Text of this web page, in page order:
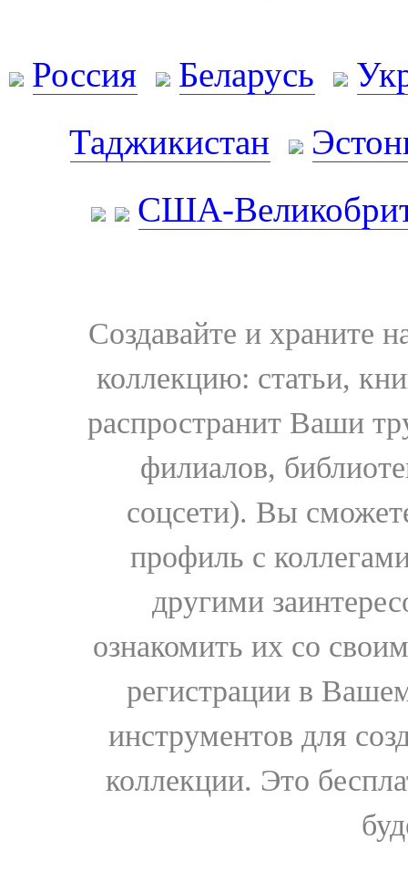
Россия Беларусь
Таджикистан
США-
Создавайте и храните
коллекцию: статьи,
распространит Ваши
филиалов,
соцсети). Вы
профиль с
другими
ознакомить их со
регистрации в
инструментов для
коллекции. Это